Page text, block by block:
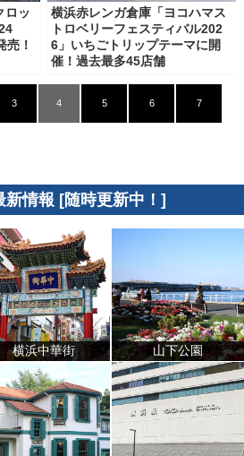
ロッ
売！
横浜赤レンガ倉庫「ヨコハマス
トロベリーフェスティバル202
6」いちごトリップテーマに開
催！過去最多45店舗
3 4 5 6 7
新情報 [随時更新中！]
横浜中華街 山下公園